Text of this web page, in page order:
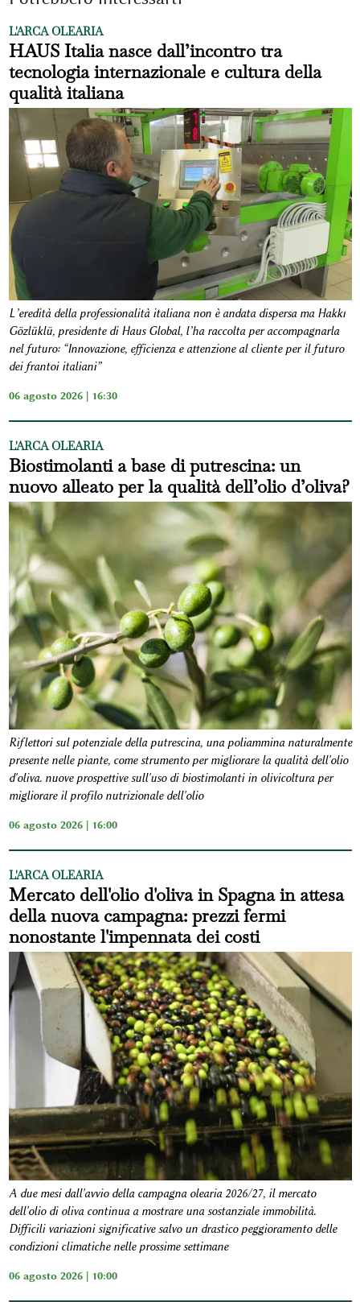
L'ARCA OLEARIA
HAUS Italia nasce dall’incontro tra
tecnologia internazionale e cultura della
qualità italiana
L’eredità della professionalità italiana non è andata dispersa ma Hakkı
Gözlüklü, presidente di Haus Global, l’ha raccolta per accompagnarla
nel futuro: “Innovazione, efficienza e attenzione al cliente per il futuro
dei frantoi italiani”
06 agosto 2026 | 16:30
L'ARCA OLEARIA
Biostimolanti a base di putrescina: un
nuovo alleato per la qualità dell’olio d’oliva?
Riflettori sul potenziale della putrescina, una poliammina naturalmente
presente nelle piante, come strumento per migliorare la qualità dell'olio
d'oliva. nuove prospettive sull'uso di biostimolanti in olivicoltura per
migliorare il profilo nutrizionale dell'olio
06 agosto 2026 | 16:00
L'ARCA OLEARIA
Mercato dell'olio d'oliva in Spagna in attesa
della nuova campagna: prezzi fermi
nonostante l'impennata dei costi
A due mesi dall'avvio della campagna olearia 2026/27, il mercato
dell'olio di oliva continua a mostrare una sostanziale immobilità.
Difficili variazioni significative salvo un drastico peggioramento delle
condizioni climatiche nelle prossime settimane
06 agosto 2026 | 10:00